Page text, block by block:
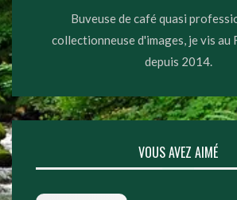
Buveuse de café quasi
collectionneuse d'images, je vis au
depuis 2014.
VOUS AVEZ AIMÉ